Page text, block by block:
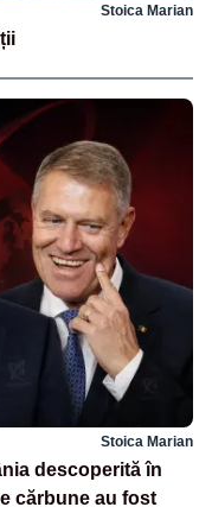
Stoica Marian
Stoica Marian
descoperită în
cărbune au fost